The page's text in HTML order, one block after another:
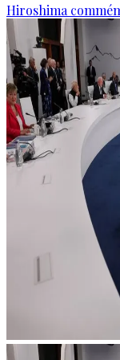
Hiroshima